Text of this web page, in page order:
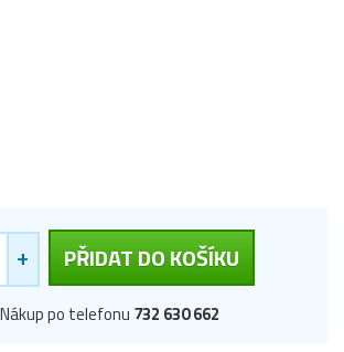
+ PŘIDAT DO KOŠÍKU
Nákup po telefonu 732 630 662